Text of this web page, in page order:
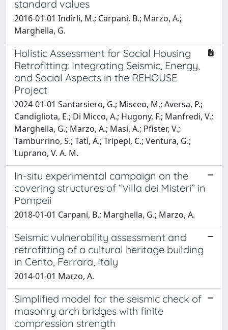
standard values
2016-01-01 Indirli, M.; Carpani, B.; Marzo, A.;
Marghella, G.
Holistic Assessment for Social Housing
Retrofitting: Integrating Seismic, Energy,
and Social Aspects in the REHOUSE
Project
2024-01-01 Santarsiero, G.; Misceo, M.; Aversa, P.;
Candigliota, E.; Di Micco, A.; Hugony, F.; Manfredi, V.;
Marghella, G.; Marzo, A.; Masi, A.; Pfister, V.;
Tamburrino, S.; Tatì, A.; Tripepi, C.; Ventura, G.;
Luprano, V. A. M.
In-situ experimental campaign on the
covering structures of “Villa dei Misteri” in
Pompeii
2018-01-01 Carpani, B.; Marghella, G.; Marzo, A.
Seismic vulnerability assessment and
retrofitting of a cultural heritage building
in Cento, Ferrara, Italy
2014-01-01 Marzo, A.
Simplified model for the seismic check of
masonry arch bridges with finite
compression strength